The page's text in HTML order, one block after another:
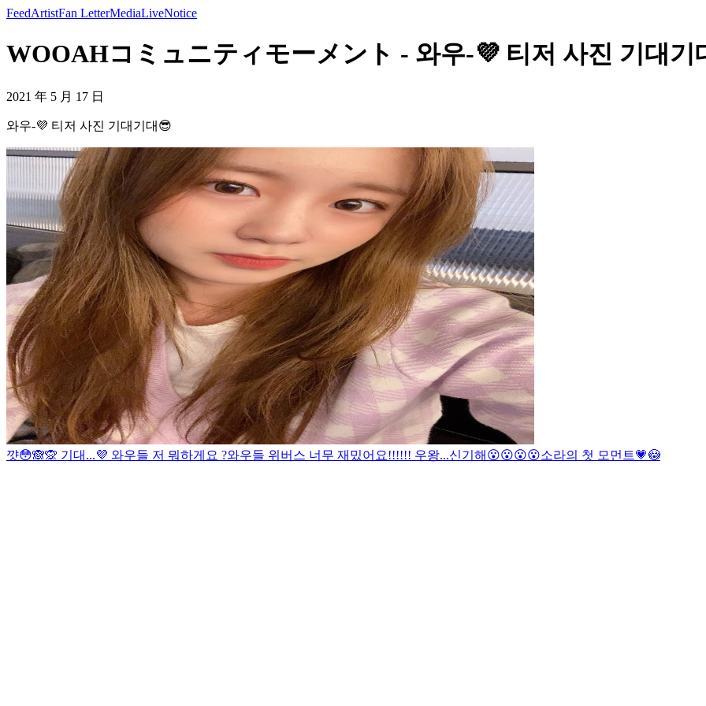
FeedArtistFan LetterMediaLiveNotice
WOOAHコミュニティモーメント - 와우-💜 티저 사진 기대기
2021 年 5 月 17 日
와우-💜 티저 사진 기대기대😎
꺗😳🙈🙊 기대...💜 와우들 저 뭐하게요 ?와우들 위버스 너무 재밌어요!!!!!! 우왕...신기해😮😮😮😮소라의 첫 모먼트💗😳